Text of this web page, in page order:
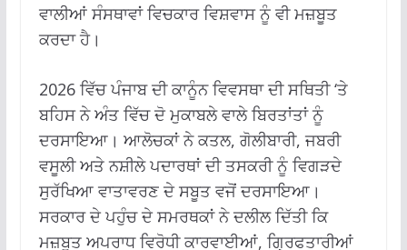
ਵਾਲੀਆਂ ਸੰਸਥਾਵਾਂ ਵਿਚਕਾਰ ਵਿਸ਼ਵਾਸ ਨੂੰ ਵੀ ਮਜ਼ਬੂਤ ​​
ਕਰਦਾ ਹੈ।
2026 ਵਿੱਚ ਪੰਜਾਬ ਦੀ ਕਾਨੂੰਨ ਵਿਵਸਥਾ ਦੀ ਸਥਿਤੀ ‘ਤੇ
ਬਹਿਸ ਨੇ ਅੰਤ ਵਿੱਚ ਦੋ ਮੁਕਾਬਲੇ ਵਾਲੇ ਬਿਰਤਾਂਤਾਂ ਨੂੰ
ਦਰਸਾਇਆ। ਆਲੋਚਕਾਂ ਨੇ ਕਤਲ, ਗੋਲੀਬਾਰੀ, ਜਬਰੀ
ਵਸੂਲੀ ਅਤੇ ਨਸ਼ੀਲੇ ਪਦਾਰਥਾਂ ਦੀ ਤਸਕਰੀ ਨੂੰ ਵਿਗੜਦੇ
ਸੁਰੱਖਿਆ ਵਾਤਾਵਰਣ ਦੇ ਸਬੂਤ ਵਜੋਂ ਦਰਸਾਇਆ।
ਸਰਕਾਰ ਦੇ ਪਹੁੰਚ ਦੇ ਸਮਰਥਕਾਂ ਨੇ ਦਲੀਲ ਦਿੱਤੀ ਕਿ
ਮਜ਼ਬੂਤ ​​ਅਪਰਾਧ ਵਿਰੋਧੀ ਕਾਰਵਾਈਆਂ, ਗ੍ਰਿਫਤਾਰੀਆਂ